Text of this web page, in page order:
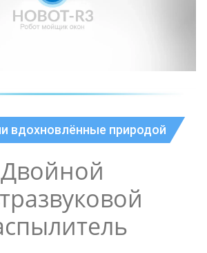
вдохновлённые природой
Двойной